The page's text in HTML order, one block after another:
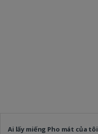
Ai lấy miếng Pho mát của tôi